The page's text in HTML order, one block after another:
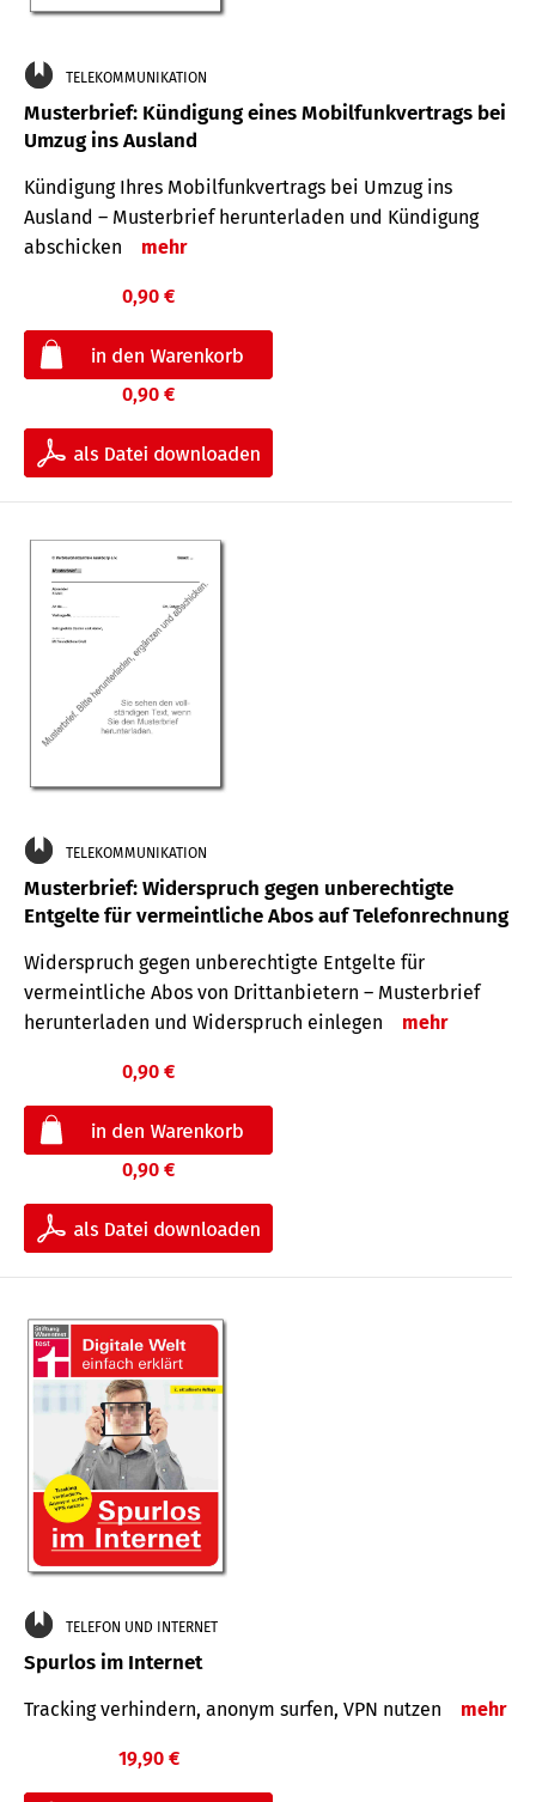
TELEKOMMUNIKATION
Musterbrief: Kündigung eines Mobilfunkvertrags bei
Umzug ins Ausland
Kündigung Ihres Mobilfunkvertrags bei Umzug ins
Ausland – Musterbrief herunterladen und Kündigung
abschicken
mehr
0,90 €
0,90 €
TELEKOMMUNIKATION
Musterbrief: Widerspruch gegen unberechtigte
Entgelte für vermeintliche Abos auf Telefonrechnung
Widerspruch gegen unberechtigte Entgelte für
vermeintliche Abos von Drittanbietern – Musterbrief
herunterladen und Widerspruch einlegen
mehr
0,90 €
0,90 €
TELEFON UND INTERNET
Spurlos im Internet
Tracking verhindern, anonym surfen, VPN nutzen mehr
19,90 €